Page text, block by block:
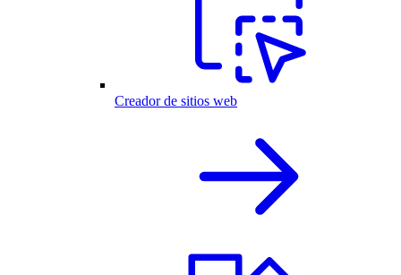
Creador de sitios web